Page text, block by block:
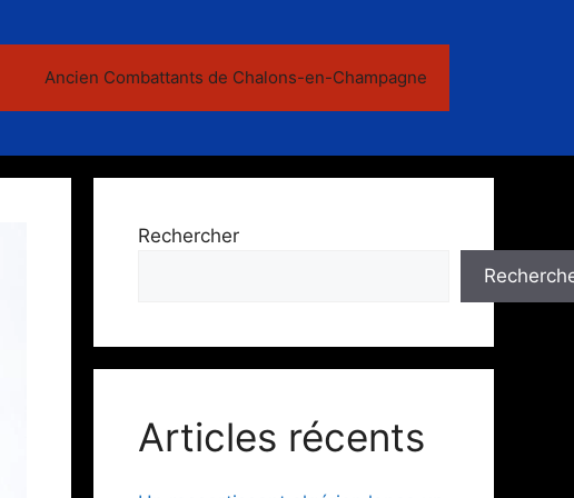
Ancien Combattants de Chalons-en-Champagne
Rechercher
Articles récents